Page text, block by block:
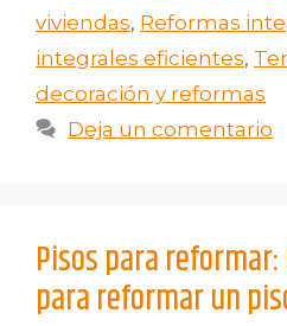
viviendas, Reformas
integrales eficientes,
decoración y reformas
Deja un comentario
Pisos para
para reformar un